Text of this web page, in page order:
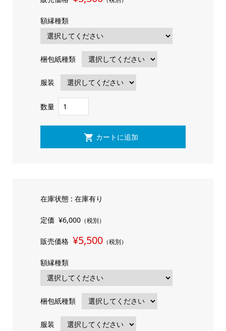
額縁種類
梱包紙種類
服装
数量
在庫状態 : 在庫有り
定価 ¥6,000（税別）
販売価格 ¥5,500（税別）
額縁種類
梱包紙種類
服装